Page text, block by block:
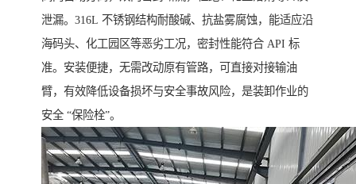
泄漏。316L 不锈钢结构耐酸碱、抗盐雾腐蚀，能适应沿
海码头、化工园区等恶劣工况，密封性能符合 API 标
准。安装便捷，无需改动原有管路，可直接对接输油
臂，有效降低设备损坏与安全事故风险，是装卸作业的
安全 “保险栓”。